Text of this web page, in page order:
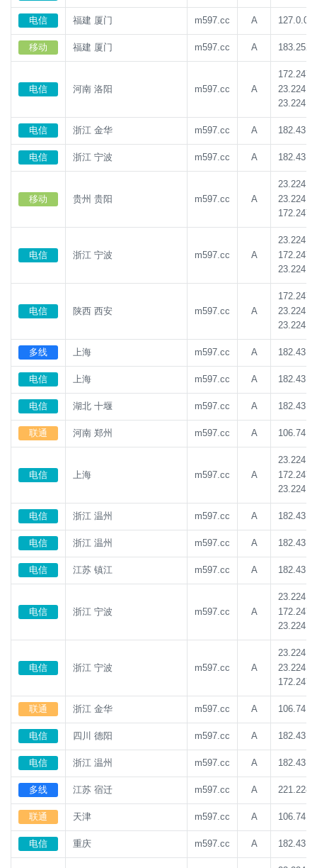
电信 福建 厦门 m597.cc A 127.0.0.1
移动 福建 厦门 m597.cc A
电信 河南 洛阳 m597.cc A
电信 浙江 金华 m597.cc A
电信 浙江 宁波 m597.cc A
移动 贵州 贵阳 m597.cc A
电信 浙江 宁波 m597.cc A
电信 陕西 西安 m597.cc A
多线 上海 m597.cc A
电信 上海 m597.cc A
电信 湖北 十堰 m597.cc A
联通 河南 郑州 m597.cc A
电信 上海 m597.cc A
电信 浙江 温州 m597.cc A
电信 浙江 温州 m597.cc A
电信 江苏 镇江 m597.cc A
电信 浙江 宁波 m597.cc A
电信 浙江 宁波 m597.cc A
联通 浙江 金华 m597.cc A
电信 四川 德阳 m597.cc A
电信 浙江 温州 m597.cc A
多线 江苏 宿迁 m597.cc A
联通 天津 m597.cc A
电信 重庆 m597.cc A